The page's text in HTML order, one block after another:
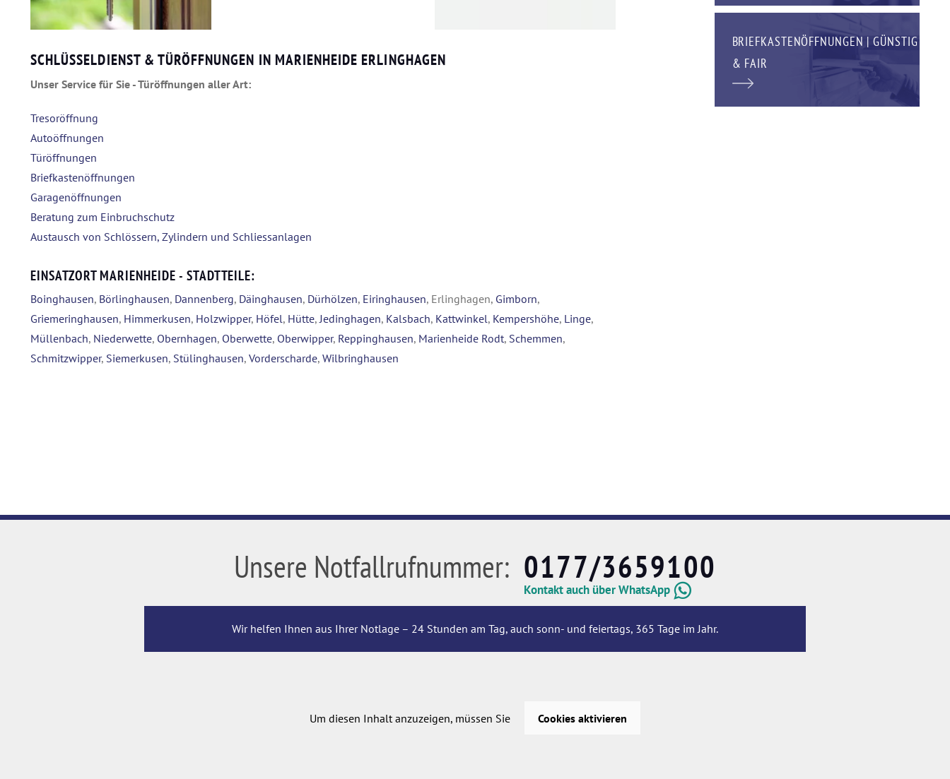
SCHLÜSSELDIENST & TÜRÖFFNUNGEN IN MARIENHEIDE ERLINGHAGEN
Unser Service für Sie - Türöffnungen aller Art:
Tresoröffnung
Autoöffnungen
Türöffnungen
Briefkastenöffnungen
Garagenöffnungen
Beratung zum Einbruchschutz
Austausch von Schlössern, Zylindern und Schliessanlagen
EINSATZORT MARIENHEIDE - STADTTEILE:
Boinghausen, Börlinghausen, Dannenberg, Däinghausen, Dürhölzen, Eiringhausen, Erlinghagen, Gimborn,
Griemeringhausen, Himmerkusen, Holzwipper, Höfel, Hütte,Jedinghagen, Kalsbach, Kattwinkel, Kempershöhe, Linge,
Müllenbach, Niederwette, Obernhagen, Oberwette, Oberwipper, Reppinghausen, Marienheide Rodt, Schemmen,
Schmitzwipper, Siemerkusen, Stülinghausen, Vorderscharde, Wilbringhausen
BRIEFKASTENÖFFNUNGEN | GÜNSTIG
& FAIR
Unsere Notfallrufnummer: 0177/3659100
Kontakt auch über WhatsApp
Wir helfen Ihnen aus Ihrer Notlage – 24 Stunden am Tag, auch sonn- und feiertags, 365 Tage im Jahr.
Um diesen Inhalt anzuzeigen, müssen Sie Cookies aktivieren